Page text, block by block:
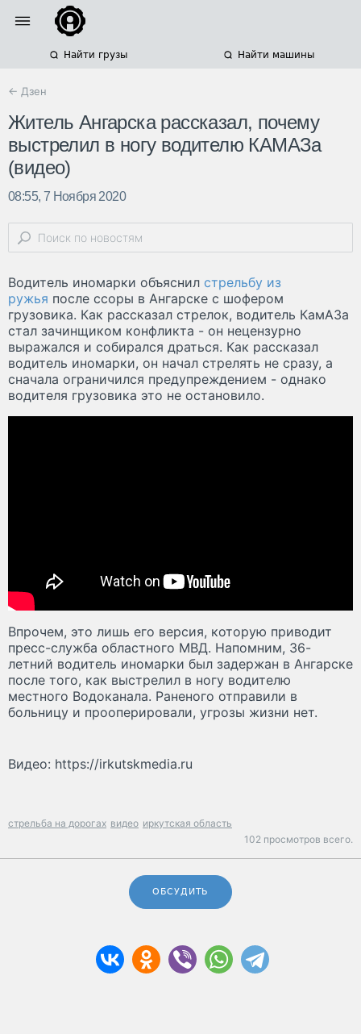
Найти грузы Найти машины
← Дзен
Житель Ангарска рассказал, почему
выстрелил в ногу водителю КАМАЗа
(видео)
08:55, 7 Ноября 2020
Водитель иномарки объяснил стрельбу из
ружья после ссоры в Ангарске с шофером
грузовика. Как рассказал стрелок, водитель КамАЗа
стал зачинщиком конфликта - он нецензурно
выражался и собирался драться. Как рассказал
водитель иномарки, он начал стрелять не сразу, а
сначала ограничился предупреждением - однако
водителя грузовика это не остановило.
Впрочем, это лишь его версия, которую приводит
пресс-служба областного МВД. Напомним, 36-
летний водитель иномарки был задержан в Ангарске
после того, как выстрелил в ногу водителю
местного Водоканала. Раненого отправили в
больницу и прооперировали, угрозы жизни нет.
Видео: https://irkutskmedia.ru
стрельба на дорогах видео иркутская область
102 просмотров всего.
ОБСУДИТЬ